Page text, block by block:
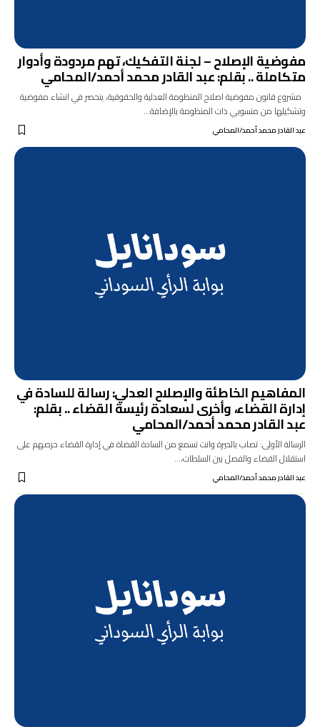
مفوضية الإصلاح – لجنة التفكيك، تهم مردودة وأدوار
متكاملة .. بقلم: عبد القادر محمد أحمد/المحامي
مشروع قانون مفوضية اصلاح المنظومة العدلية والحقوقية، ينحصر في انشاء مفوضية
وتشكيلها من منسوبي ذات المنظومة بالإضافة…
عبد القادر محمد أحمد/المحامي
المفاهيم الخاطئة والإصلاح العدلي: رسالة للسادة في
إدارة القضاء، وأخرى لسعادة رئيسة القضاء .. بقلم:
عبد القادر محمد أحمد/المحامي
الرسالة الأولى: تصاب بالحيرة وانت تسمع من السادة القضاة في إدارة القضاء حرصهم على
استقلال القضاء والفصل بين السلطات،…
عبد القادر محمد أحمد/المحامي